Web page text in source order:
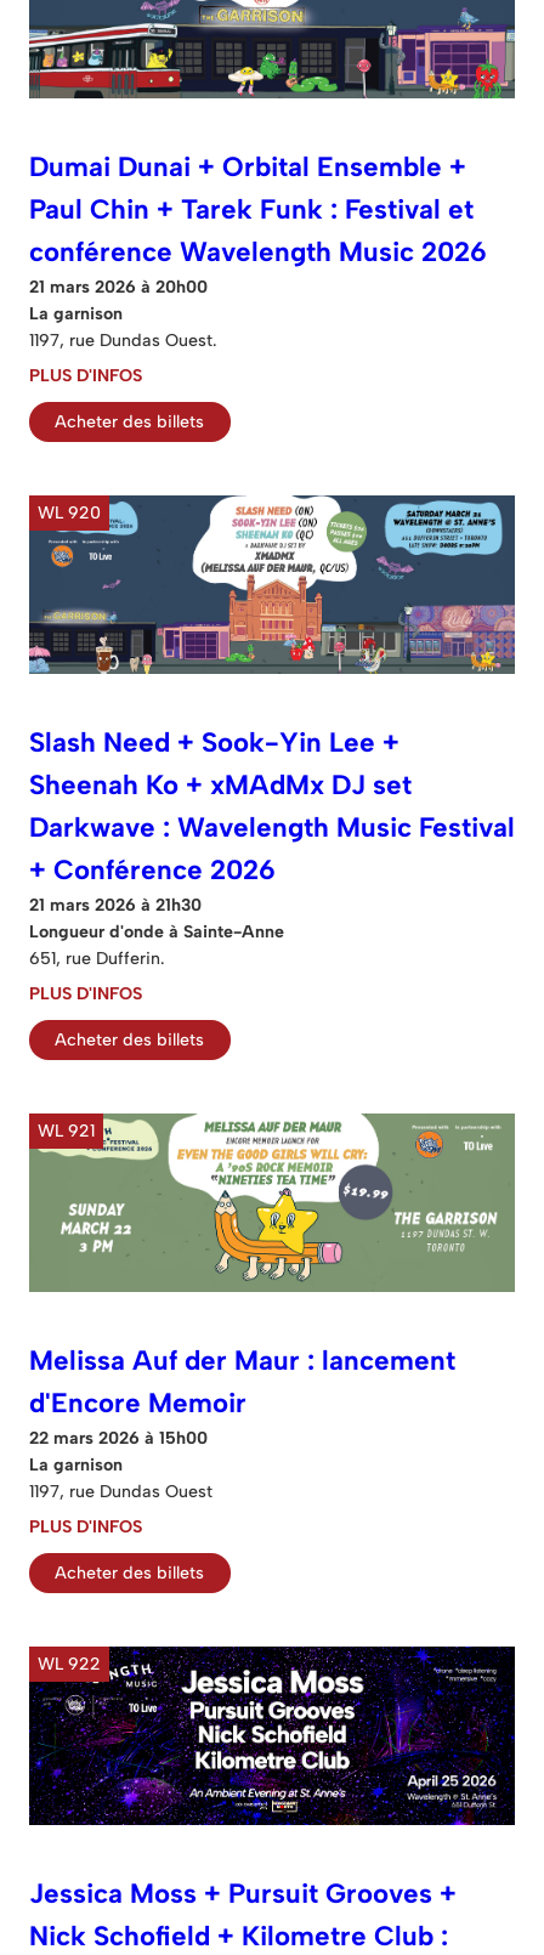
Dumai Dunai + Orbital Ensemble +
Paul Chin + Tarek Funk : Festival et
conférence Wavelength Music 2026
21 mars 2026 à 20h00
La garnison
1197, rue Dundas Ouest.
PLUS D'INFOS
Acheter des billets
WL 920
Slash Need + Sook-Yin Lee +
Sheenah Ko + xMAdMx DJ set
Darkwave : Wavelength Music Festival
+ Conférence 2026
21 mars 2026 à 21h30
Longueur d'onde à Sainte-Anne
651, rue Dufferin.
PLUS D'INFOS
Acheter des billets
WL 921
Melissa Auf der Maur : lancement
d'Encore Memoir
22 mars 2026 à 15h00
La garnison
1197, rue Dundas Ouest
PLUS D'INFOS
Acheter des billets
WL 922
Jessica Moss + Pursuit Grooves +
Nick Schofield + Kilometre Club :